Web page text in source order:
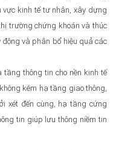
kinh tế tư nhân, xây dựng
trường chứng khoán và thúc
động và phân bổ hiệu quả các
thông tin cho nền kinh tế
kém hạ tầng giao thông,
xét đến cùng, hạ tầng cứng
tin giúp lưu thông niềm tin